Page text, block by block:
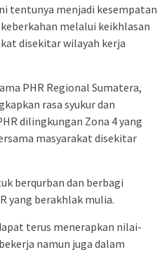
tentunya menjadi kesempatan
melalui keikhlasan
disekitar wilayah kerja
PHR Regional Sumatera,
rasa syukur dan
dilingkungan Zona 4 yang
masyarakat disekitar
berqurban dan berbagi
yang berakhlak mulia.
terus menerapkan nilai-
namun juga dalam